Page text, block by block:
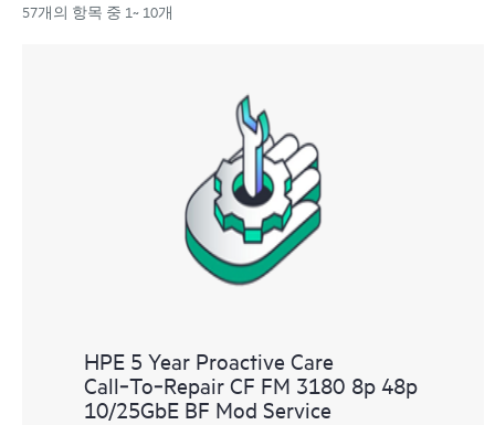
도록 하는 권장 사항 목록을 제공합니다. HPE Proactive
Care는 해당 서비스 대상인 장치에 대해 정기적인 사전
대응 스캔을 통해 고객이 구성 문제를 식별하고 해결할
수 있도록 돕습니다. 또한 HPE Proactive Care는 문제 동향
을 식별하고 문제가 반복적으로 발생하지 않도록 분기
별로 인시던트 보고 기능을 제공합니다.
57개의 항목 중 1~ 10개
HPE 5 Year Proactive Care
Call‑To‑Repair CF FM 3180 8p 48p
10/25GbE BF Mod Service